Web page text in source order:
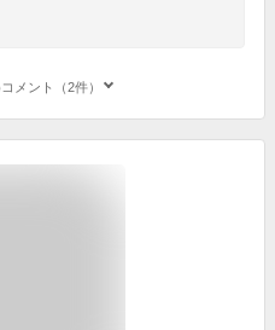
メント（2件）